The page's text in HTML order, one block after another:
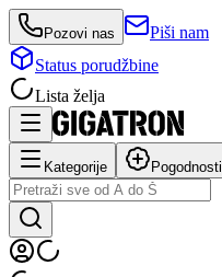
Pozovi nas
Piši nam
Status porudžbine
Lista želja
Kategorije Pogodnosti